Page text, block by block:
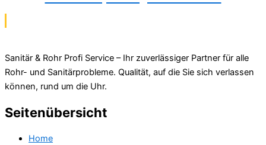
Sanitär & Rohr Profi Service – Ihr zuverlässiger Partner für alle
Rohr- und Sanitärprobleme. Qualität, auf die Sie sich verlassen
können, rund um die Uhr.
Seitenübersicht
Home